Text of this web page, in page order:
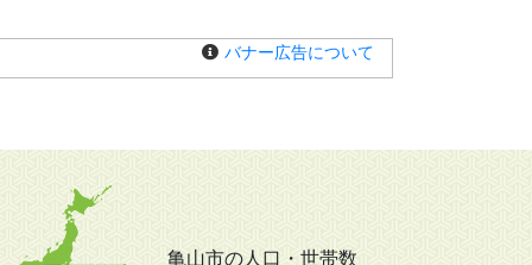
バナー広告について
亀山市の人口・世帯数